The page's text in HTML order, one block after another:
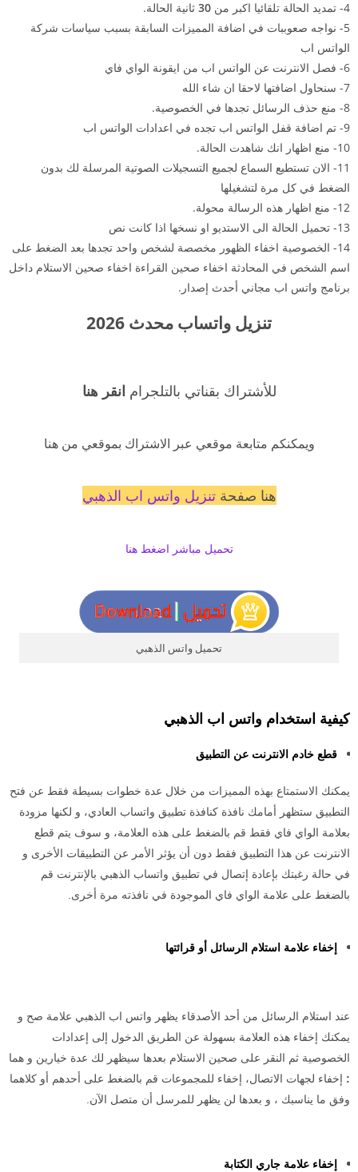
4- تمديد الحالة تلقائيا اكبر من
30 ثانية الحالة.
5- نواجه صعوببات في اضافة المميزات السابقة بسبب سياسات شركة
الواتس اب
6- فصل الانترنت عن الواتس اب من ايقونة الواي فاي
7- سنحاول اضافتها لاحقا ان شاء الله
8- منع حذف الرسائل تجدها في الخصوصية.
9- تم اضافة قفل الواتس اب تجده في اعدادات الواتس اب
10- منع اظهار انك شاهدت الحالة.
11- الان تستطيع السماع لجميع التسجيلات الصوتية المرسلة لك بدون
الضغط في كل مرة لتشغيلها
12- منع اظهار هذه الرسالة محولة.
13- تحميل الحالة الى الاستديو او نسخها اذا كانت نص
14- الخصوصية اخفاء الظهور مخصصة لشخص واحد تجدها بعد الضغط على
اسم الشخص في المحادثة اخفاء صحين القراءة اخفاء صحين الاستلام داخل
برنامج واتس اب مجاني أحدث إصدار.
تنزيل واتساب محدث 2026
للأشتراك بقناتي بالتلجرام انقر هنا
ويمكنكم متابعة موقعي عبر الاشتراك بموقعي من هنا
هنا صفحةتنزيل واتس اب الذهبي
تحميل مباشر اضغط هنا
تحميل واتس الذهبي
كيفية استخدام واتس اب الذهبي
قطع خادم الانترنت عن التطبيق
يمكنك الاستمتاع بهذه المميزات من خلال عدة خطوات بسيطة فقط عن فتح
التطبيق ستظهر أمامك نافذة كنافذة تطبيق واتساب العادي، و لكنها مزودة
بعلامة الواي فاي فقط قم بالضغط على هذه العلامة، و سوف يتم قطع
الانترنت عن هذا التطبيق فقط دون أن يؤثر الأمر عن التطبيقات الأخرى و
في حالة رغبتك بإعادة إتصال في تطبيق واتساب الذهبي بالإنترنت قم
بالضغط على علامة الواي فاي الموجودة في نافذته مرة أخرى.
إخفاء علامة استلام الرسائل أو قرائتها
عند استلام الرسائل من أحد الأصدقاء يظهر واتس اب الذهبي علامة صح و
يمكنك إخفاء هذه العلامة بسهولة عن الطريق الدخول إلى إعدادات
الخصوصية ثم النقر على صحين الاستلام بعدها سيظهر لك عدة خيارين و هما
: إخفاء لجهات الاتصال، إخفاء للمجموعات قم بالضغط على أحدهم أو كلاهما
وفق ما يناسبك ، و بعدها لن يظهر للمرسل أن متصل الآن.
إخفاء علامة جاري الكتابة